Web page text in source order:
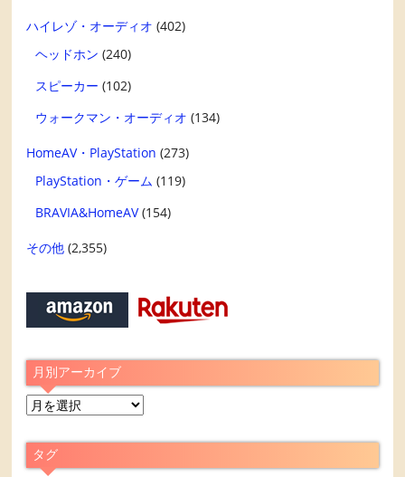
ハイレゾ・オーディオ (402)
ヘッドホン (240)
スピーカー (102)
ウォークマン・オーディオ (134)
HomeAV・PlayStation (273)
PlayStation・ゲーム (119)
BRAVIA&HomeAV(154)
その他 (2,355)
月別アーカイブ
月
ア
ー
タグ